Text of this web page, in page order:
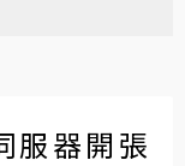
服器開張